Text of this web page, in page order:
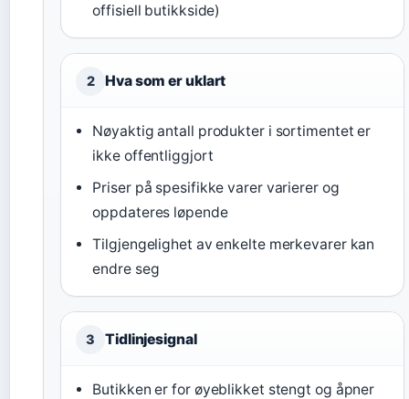
offisiell butikkside)
2 Hva som er uklart
Nøyaktig antall produkter i sortimentet er
ikke offentliggjort
Priser på spesifikke varer varierer og
oppdateres løpende
Tilgjengelighet av enkelte merkevarer kan
endre seg
3 Tidlinjesignal
Butikken er for øyeblikket stengt og åpner